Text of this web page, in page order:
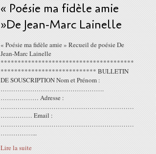
« Poésie ma fidèle amie
»De Jean-Marc Lainelle
« Poésie ma fidèle amie » Recueil de poésie De
Jean-Marc Lainelle
***************************************
**************************** BULLETIN
DE SOUSCRIPTION Nom et Prénom :
………………………………………….
……………… Adresse :
………………………………………………………
…………… Email :
………………………………………………………
……………...
Lire la suite